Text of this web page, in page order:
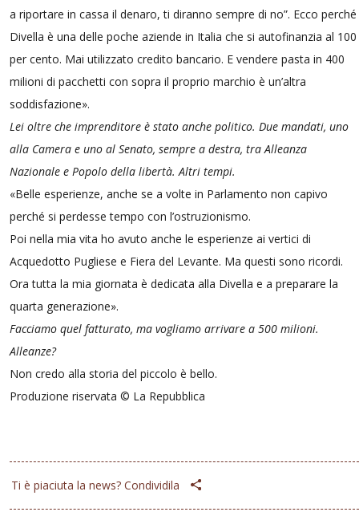
a riportare in cassa il denaro, ti diranno sempre di no”. Ecco perché
Divella è una delle poche aziende in Italia che si autofinanzia al 100
per cento. Mai utilizzato credito bancario. E vendere pasta in 400
milioni di pacchetti con sopra il proprio marchio è un’altra
soddisfazione».
Lei oltre che imprenditore è stato anche politico. Due mandati, uno
alla Camera e uno al Senato, sempre a destra, tra Alleanza
Nazionale e Popolo della libertà. Altri tempi.
«Belle esperienze, anche se a volte in Parlamento non capivo
perché si perdesse tempo con l’ostruzionismo.
Poi nella mia vita ho avuto anche le esperienze ai vertici di
Acquedotto Pugliese e Fiera del Levante. Ma questi sono ricordi.
Ora tutta la mia giornata è dedicata alla Divella e a preparare la
quarta generazione».
Facciamo quel fatturato, ma vogliamo arrivare a 500 milioni.
Alleanze?
Non credo alla storia del piccolo è bello.
Produzione riservata © La Repubblica
Ti è piaciuta la news? Condividila